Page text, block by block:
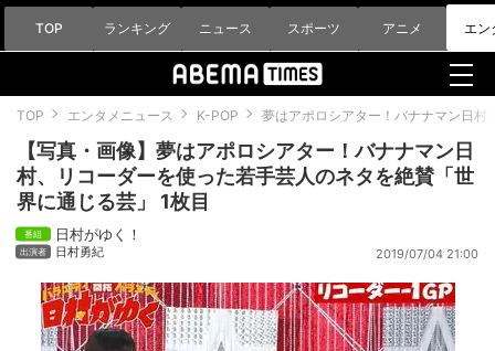
TOP ランキング ニュース スポーツ アニメ エン
TOP エンタメニュース K-POP 夢はアポロシアター！バナナマン日
【写真・画像】夢はアポロシアター！バナナマン日
村、リコーダーを使った若手芸人のネタを絶賛「世
界に通じる芸」 1枚目
日村がゆく！
日村勇紀 2019/07/04 21:00